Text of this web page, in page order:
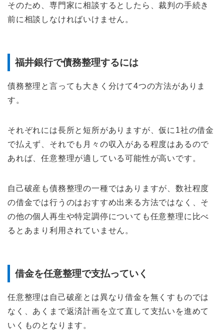
そのため、専門家に相談するとしたら、裁判の手続き
前に相談しなければいけません。
福井銀行で債務整理するには
債務整理と言っても大きく分けて4つの方法がありま
す。
それぞれには長所と短所がありますが、仮に1社の借金
で払えず、それでも月々の収入がある程度はあるので
あれば、任意整理が適している可能性が高いです。
自己破産も債務整理の一種ではありますが、数社程度
の借金では行うのはおすすめ出来る方法ではなく、そ
の他の個人再生や特定調停についても任意整理に比べ
るとあまり利用されていません。
借金を任意整理で支払っていく
任意整理は自己破産とは異なり借金を無くすものでは
なく、あくまで返済計画を立て直して支払いを進めて
いくものとなります。